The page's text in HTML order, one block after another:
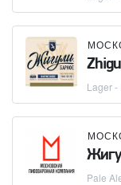
Lager -
Pale